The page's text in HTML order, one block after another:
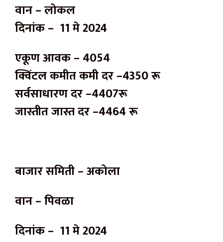
वान – लोकल
दिनांक – 11 मे 2024
एकूण आवक – 4054
क्विंटल कमीत कमी दर –4350 रू
सर्वसाधारण दर –4407रू
जास्तीत जास्त दर –4464 रू
बाजार समिती – अकोला
वान – पिवळा
दिनांक – 11 मे 2024